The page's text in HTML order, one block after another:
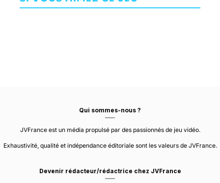
Millennium
Qui sommes-nous ?
JVFrance est un média propulsé par des passionnés de jeu vidéo.
Exhaustivité, qualité et indépendance éditoriale sont les valeurs de JVFrance.
Devenir rédacteur/rédactrice chez JVFrance